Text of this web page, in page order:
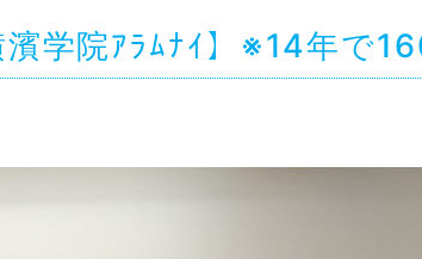
学院ｱﾗﾑﾅｲ】※14年で